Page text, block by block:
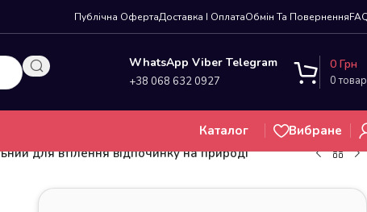
Публічна ОфертаДоставка І ОплатаОбмін Та Повернення
WhatsApp Viber Telegram
+38 068 632 0927 0
0 Грн
Каталог
Вибране
для втілення відпочинку на природі